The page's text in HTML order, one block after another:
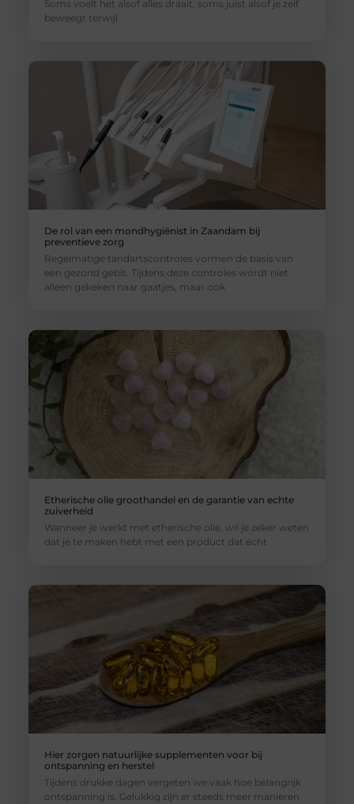
Soms voelt het alsof alles draait, soms juist alsof je zelf
beweegt terwijl
De rol van een mondhygiënist in Zaandam bij
preventieve zorg
Regelmatige tandartscontroles vormen de basis van
een gezond gebit. Tijdens deze controles wordt niet
alleen gekeken naar gaatjes, maar ook
Etherische olie groothandel en de garantie van echte
zuiverheid
Wanneer je werkt met etherische olie, wil je zeker weten
dat je te maken hebt met een product dat écht
Hier zorgen natuurlijke supplementen voor bij
ontspanning en herstel
Tijdens drukke dagen vergeten we vaak hoe belangrijk
ontspanning is. Gelukkig zijn er steeds meer manieren